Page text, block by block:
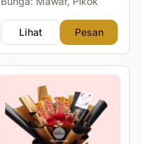
Lihat Pesan